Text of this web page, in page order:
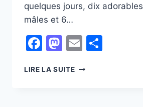
quelques jours, dix
mâles et 6…
Facebook
Mastodon
Email
LIRE LA SUITEBIENVENUE